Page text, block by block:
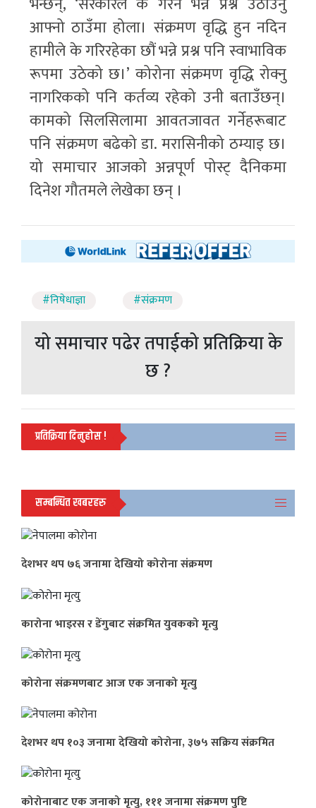
आफ्नो ठाउँमा होला। संक्रमण वृद्धि हुन नदिन
हामीले के गरिरहेका छौं भन्ने प्रश्न पनि स्वाभाविक
रूपमा उठेको छ।’ कोरोना संक्रमण वृद्धि रोक्नु
नागरिकको पनि कर्तव्य रहेको उनी बताउँछन्।
कामको सिलसिलामा आवतजावत गर्नेहरूबाट
पनि संक्रमण बढेको डा. मरासिनीको ठम्याइ छ।
यो समाचार आजको अन्नपूर्ण पोस्ट् दैनिकमा
दिनेश गौतमले लेखेका छन् ।
#निषेधाज्ञा #संक्रमण
यो समाचार पढेर तपाईको प्रतिक्रिया के
छ ?
प्रतिक्रिया दिनुहोस !
सम्बन्धित खबरहरु
देशभर थप ७६ जनामा देखियो कोरोना संक्रमण
कारोना भाइरस र डेंगुबाट संक्रमित युवकको मृत्यु
कोरोना संक्रमणबाट आज एक जनाको मृत्यु
देशभर थप १०३ जनामा देखियो कोरोना, ३७५ सक्रिय संक्रमित
कोरोनाबाट एक जनाको मृत्यु, १११ जनामा संक्रमण पुष्टि